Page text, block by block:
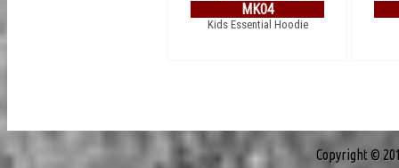
MK04
Kids Essential Hoodie
Copyright ©